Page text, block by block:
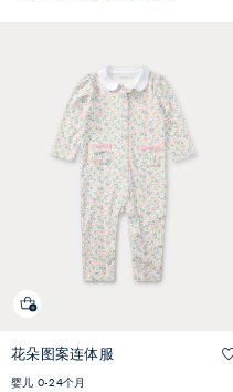
花朵图案连体服
婴儿 0-24个月